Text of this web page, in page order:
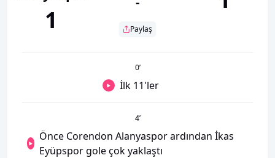
1 Paylaş
0’
İlk 11'ler
4’
Önce Corendon Alanyaspor ardından İkas
Eyüpspor gole çok yaklaştı